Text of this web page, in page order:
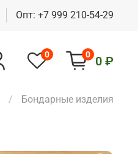
Опт: +7 999 210-54-29
0 0 0 ₽
Бондарные изделия